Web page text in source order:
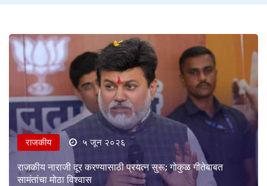
राजकीय ५ जून २०२६
राजकीय नाराजी दूर करण्यासाठी प्रयत्न सुरू; गोकुळ गीतेबाबत
सामंतांचा मोठा विश्वास